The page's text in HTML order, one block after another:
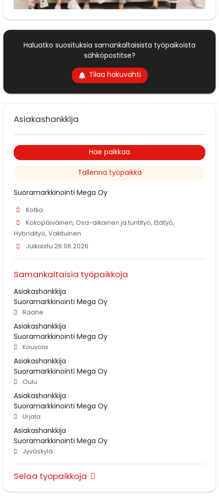
Haluatko suosituksia samankaltaisista työpaikoista
sähköpostitse?
Tilaa hakuvahti
Asiakashankkija
Hae paikkaa
Tallenna työpaikka
Suoramarkkinointi Mega Oy
Kotka
Kokopäiväinen, Osa-aikainen ja tuntityö, Etätyö,
Hybridityö, Vakituinen
Julkaistu 26.06.2026
Samankaltaisia työpaikkoja
Asiakashankkija
Suoramarkkinointi Mega Oy
Raahe
Asiakashankkija
Suoramarkkinointi Mega Oy
Kouvola
Asiakashankkija
Suoramarkkinointi Mega Oy
Oulu
Asiakashankkija
Suoramarkkinointi Mega Oy
Urjala
Asiakashankkija
Suoramarkkinointi Mega Oy
Jyväskylä
Selaa työpaikkoja